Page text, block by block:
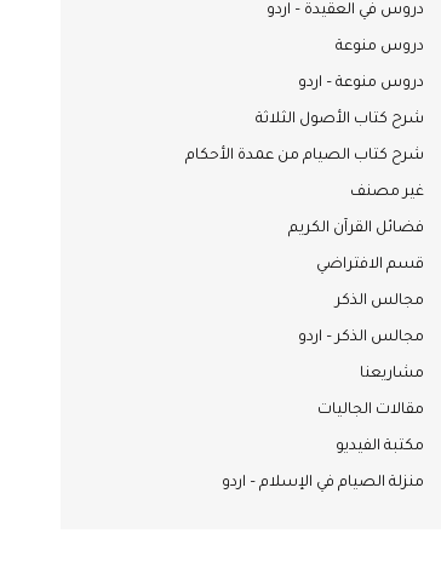
دروس في العقيدة – اردو
دروس منوعة
دروس منوعة – اردو
شرح كتاب الأصول الثلاثة
شرح كتاب الصيام من عمدة الأحكام
غير مصنف
فضائل القرآن الكريم
قسم الافتراضي
مجالس الذكر
مجالس الذكر – اردو
مشاريعنا
مقالات الجاليات
مكتبة الفيديو
منزلة الصيام في الإسلام – اردو